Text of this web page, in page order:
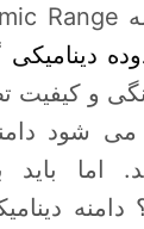
و کیفیت
شود
اما باید